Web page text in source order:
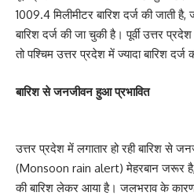
1009.4 मिलीमीटर बारिश दर्ज की जाती
बारिश दर्ज की जा चुकी है। पूर्वी उत्तर
तो पश्चिम उत्तर प्रदेश में ज्यादा बारिश दर्ज
बारिश से जनजीवन हुआ प्रभावित
उत्तर प्रदेश में लगातार हो रही बारिश से
(Monsoon rain alert) मेहरबान जरूर
की बारिश लेकर आया है। जलभराव के